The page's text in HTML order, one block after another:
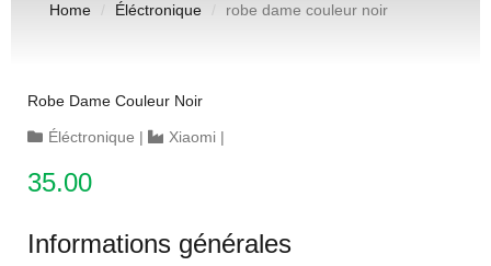
Home Éléctronique robe dame couleur noir
Robe Dame Couleur Noir
Éléctronique | Xiaomi |
35.00
Informations générales